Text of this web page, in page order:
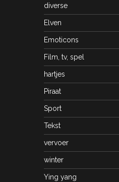
diverse
Elven
Emoticons
Film, tv, spel
hartjes
Piraat
Sport
Tekst
vervoer
winter
Ying yang